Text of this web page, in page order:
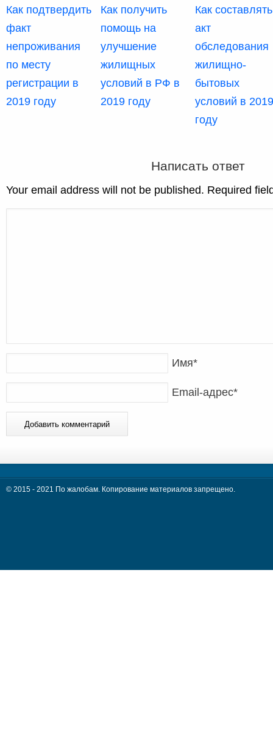
Как подтвердить
факт
непроживания
по месту
регистрации в
2019 году
Как получить
помощь на
улучшение
жилищных
условий в РФ в
2019 году
Как составлять
акт
обследования
жилищно-
бытовых
условий в 2019
году
Написать ответ
Your email address will not be published. Required
Имя*
Email-адрес*
© 2015 - 2021 По жалобам. Копирование материалов запрещено.